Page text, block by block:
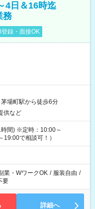
4日＆16時迄
務
登録・面接OK
茅場町駅から徒歩6分
供など
間) ※定時：10:00～
で相談可！）
業・WワークOK / 服装自由 /
要
詳細へ